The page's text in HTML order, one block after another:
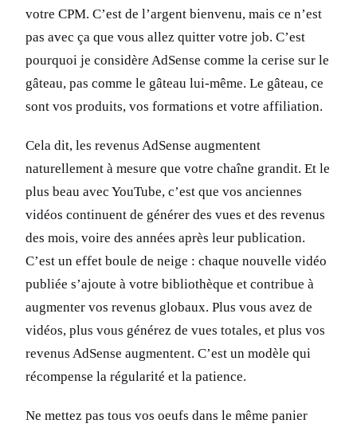
votre CPM. C’est de l’argent bienvenu, mais ce n’est
pas avec ça que vous allez quitter votre job. C’est
pourquoi je considère AdSense comme la cerise sur le
gâteau, pas comme le gâteau lui-même. Le gâteau, ce
sont vos produits, vos formations et votre affiliation.
Cela dit, les revenus AdSense augmentent
naturellement à mesure que votre chaîne grandit. Et le
plus beau avec YouTube, c’est que vos anciennes
vidéos continuent de générer des vues et des revenus
des mois, voire des années après leur publication.
C’est un effet boule de neige : chaque nouvelle vidéo
publiée s’ajoute à votre bibliothèque et contribue à
augmenter vos revenus globaux. Plus vous avez de
vidéos, plus vous générez de vues totales, et plus vos
revenus AdSense augmentent. C’est un modèle qui
récompense la régularité et la patience.
Ne mettez pas tous vos oeufs dans le même panier